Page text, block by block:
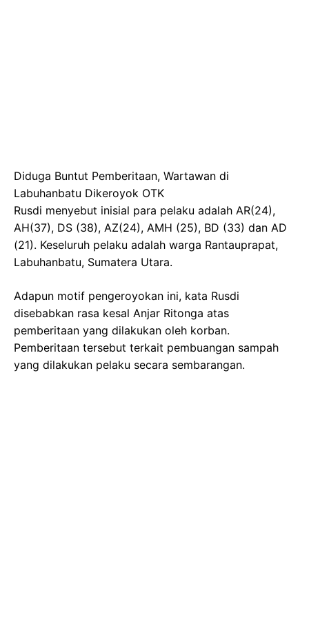
Diduga Buntut Pemberitaan, Wartawan di
Labuhanbatu Dikeroyok OTK
Rusdi menyebut inisial para pelaku adalah AR(24),
AH(37), DS (38), AZ(24), AMH (25), BD (33) dan AD
(21). Keseluruh pelaku adalah warga Rantauprapat,
Labuhanbatu, Sumatera Utara.
Adapun motif pengeroyokan ini, kata Rusdi
disebabkan rasa kesal Anjar Ritonga atas
pemberitaan yang dilakukan oleh korban.
Pemberitaan tersebut terkait pembuangan sampah
yang dilakukan pelaku secara sembarangan.